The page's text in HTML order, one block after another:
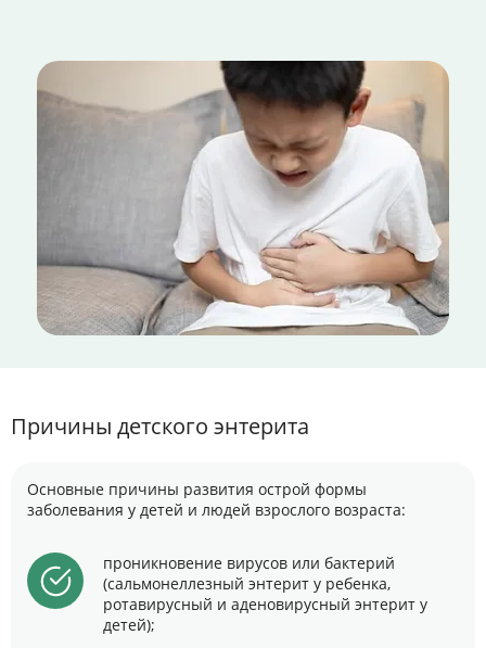
Причины детского энтерита
Основные причины развития острой формы
заболевания у детей и людей взрослого возраста:
проникновение вирусов или бактерий
(сальмонеллезный энтерит у ребенка,
ротавирусный и аденовирусный энтерит у
детей);